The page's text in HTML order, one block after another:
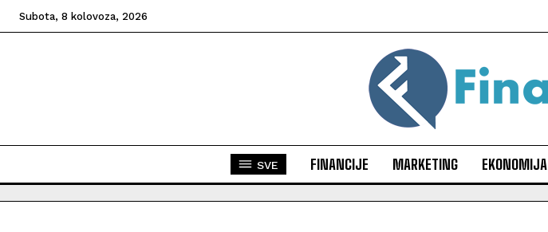
Subota, 8 kolovoza, 2026
SVE FINANCIJE MARKETING EKONOMIJA